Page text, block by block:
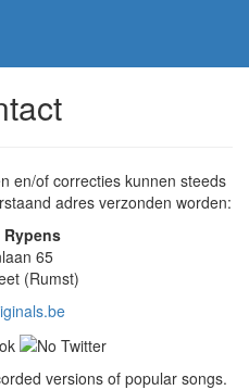
en/of correcties kunnen steeds
adres verzonden worden:
65
(Rumst)
versions of popular songs.